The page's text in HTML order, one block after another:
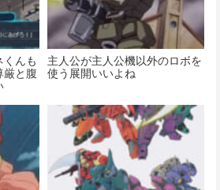
くんも
厳と腹
主人公が主人公機以外のロボを
使う展開いいよね